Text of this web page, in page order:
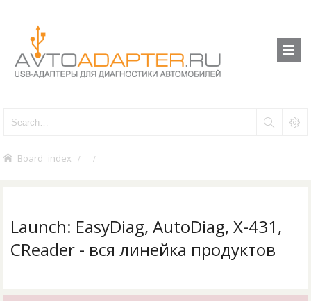
Board index
Launch: EasyDiag, AutoDiag, X-431,
CReader - вся линейка продуктов